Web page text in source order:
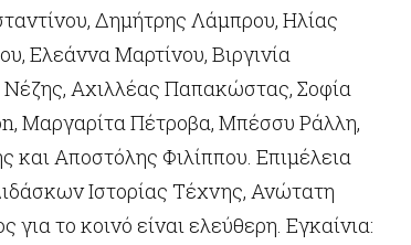
Δημήτρης Λάμπρου, Ηλίας
Ελεάννα Μαρτίνου, Βιργινία
Αχιλλέας Παπακώστας, Σοφία
Μαργαρίτα Πέτροβα, Μπέσσυ Ράλλη,
και Αποστόλης Φιλίππου. Επιμέλεια
Ιστορίας Τέχνης, Ανώτατη
το κοινό είναι ελεύθερη. Εγκαίνια: